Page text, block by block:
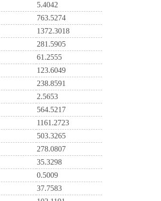
5.4042
763.5274
1372.3018
281.5905
61.2555
123.6049
238.8591
2.5653
564.5217
1161.2723
503.3265
278.0807
35.3298
0.5009
37.7583